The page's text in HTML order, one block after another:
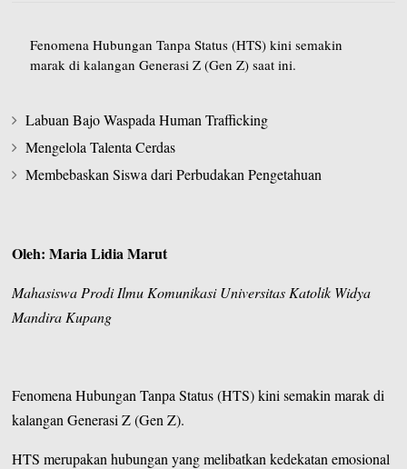
Fenomena Hubungan Tanpa Status (HTS) kini semakin
marak di kalangan Generasi Z (Gen Z) saat ini.
Labuan Bajo Waspada Human Trafficking
Mengelola Talenta Cerdas
Membebaskan Siswa dari Perbudakan Pengetahuan
Oleh: Maria Lidia Marut
Mahasiswa Prodi Ilmu Komunikasi Universitas Katolik Widya
Mandira Kupang
Fenomena Hubungan Tanpa Status (HTS) kini semakin marak di
kalangan Generasi Z (Gen Z).
HTS merupakan hubungan yang melibatkan kedekatan emosional